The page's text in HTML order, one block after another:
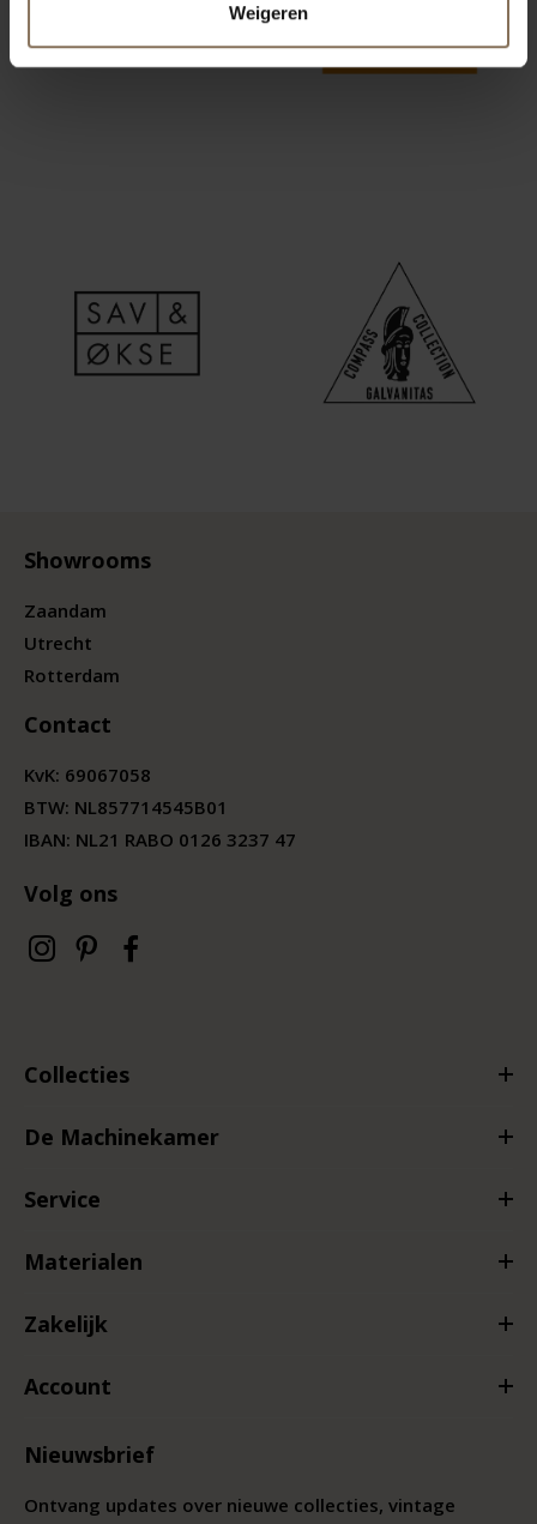
Weigeren
Showrooms
Zaandam
Utrecht
Rotterdam
Contact
KvK: 69067058
BTW: NL857714545B01
IBAN: NL21 RABO 0126 3237 47
Volg ons
Collecties
De Machinekamer
Service
Materialen
Zakelijk
Account
Nieuwsbrief
Ontvang updates over nieuwe collecties, vintage